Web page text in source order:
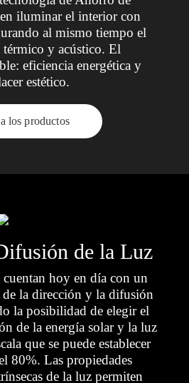
iluminar el interior con
al mismo tiempo el
térmico y acústico. El
eficiencia energética y
estético.
los productos
de la Luz
cuentan hoy en día con un
la dirección y la difusión
la posibilidad de elegir el
de la energía solar y la luz
que se puede establecer
80%. Las propiedades
de la luz permiten